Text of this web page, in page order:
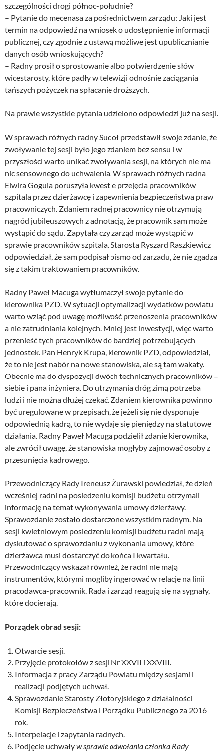
szczególności drogi północ-południe?
– Pytanie do mecenasa za pośrednictwem zarządu: Jaki jest
termin na odpowiedź na wniosek o udostępnienie informacji
publicznej, czy zgodnie z ustawą możliwe jest upublicznianie
danych osób wnioskujących?
– Radny prosił o sprostowanie albo potwierdzenie słów
wicestarosty, które padły w telewizji odnośnie zaciągania
tańszych pożyczek na spłacanie droższych.
Na prawie wszystkie pytania udzielono odpowiedzi już na sesji.
W sprawach różnych radny Sudoł przedstawił swoje zdanie, że
zwoływanie tej sesji było jego zdaniem bez sensu i w
przyszłości warto unikać zwoływania sesji, na których nie ma
nic sensownego do uchwalenia. W sprawach różnych radna
Elwira Gogula poruszyła kwestie przejęcia pracowników
szpitala przez dzierżawcę i zapewnienia bezpieczeństwa praw
pracowniczych. Zdaniem radnej pracownicy nie otrzymują
nagród jubileuszowych z adnotacją, że pracownik sam może
wystąpić do sądu. Zapytała czy zarząd może wystąpić w
sprawie pracowników szpitala. Starosta Ryszard Raszkiewicz
odpowiedział, że sam podpisał pismo od zarzadu, że nie zgadza
się z takim traktowaniem pracowników.
Radny Paweł Macuga wytłumaczył swoje pytanie do
kierownika PZD. W sytuacji optymalizacji wydatków powiatu
warto wziąć pod uwagę możliwość przenoszenia pracowników
a nie zatrudniania kolejnych. Mniej jest inwestycji, więc warto
przenieść tych pracowników do bardziej potrzebujących
jednostek. Pan Henryk Krupa, kierownik PZD, odpowiedział,
że to nie jest nabór na nowe stanowiska, ale są tam wakaty.
Obecnie ma do dyspozycji dwóch technicznych pracowników –
siebie i pana inżyniera. Do utrzymania dróg zimą potrzeba
ludzi i nie można dłużej czekać. Zdaniem kierownika powinno
być uregulowane w przepisach, że jeżeli się nie dysponuje
odpowiednią kadrą, to nie wydaje się pieniędzy na statutowe
działania. Radny Paweł Macuga podzielił zdanie kierownika,
ale zwrócił uwagę, że stanowiska mogłyby zajmować osoby z
przesunięcia kadrowego.
Przewodniczący Rady Ireneusz Żurawski powiedział, że dzień
wcześniej radni na posiedzeniu komisji budżetu otrzymali
informację na temat wykonywania umowy dzierżawy.
Sprawozdanie zostało dostarczone wszystkim radnym. Na
sesji kwietniowym posiedzeniu komisji budżetu radni mają
dyskutować o sprawozdaniu z wykonania umowy, które
dzierżawca musi dostarczyć do końca I kwartału.
Przewodniczący wskazał również, że radni nie mają
instrumentów, którymi mogliby ingerować w relacje na linii
pracodawca-pracownik. Rada i zarząd reagują się na sygnały,
które docierają.
Porządek obrad sesji:
Otwarcie sesji.
Przyjęcie protokołów z sesji Nr XXVII i XXVIII.
Informacja z pracy Zarządu Powiatu między sesjami i
realizacji podjętych uchwał.
Sprawozdanie Starosty Złotoryjskiego z działalności
Komisji Bezpieczeństwa i Porządku Publicznego za 2016
rok.
Interpelacje i zapytania radnych.
Podjęcie uchwaływ sprawie odwołania członka Rady